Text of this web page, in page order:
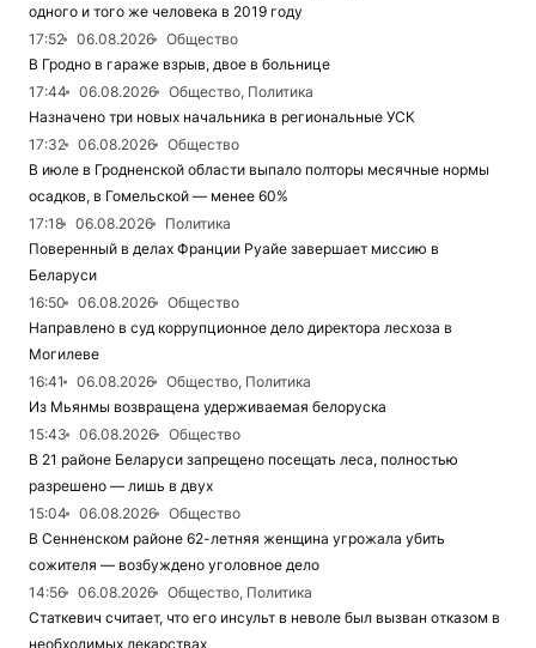
одного и того же человека в 2019 году
17:52
06.08.2026
Общество
В Гродно в гараже взрыв, двое в больнице
17:44
06.08.2026
Общество, Политика
Назначено три новых начальника в региональные УСК
17:32
06.08.2026
Общество
В июле в Гродненской области выпало полторы месячные нормы
осадков, в Гомельской — менее 60%
17:18
06.08.2026
Политика
Поверенный в делах Франции Руайе завершает миссию в
Беларуси
16:50
06.08.2026
Общество
Направлено в суд коррупционное дело директора лесхоза в
Могилеве
16:41
06.08.2026
Общество, Политика
Из Мьянмы возвращена удерживаемая белоруска
15:43
06.08.2026
Общество
В 21 районе Беларуси запрещено посещать леса, полностью
разрешено — лишь в двух
15:04
06.08.2026
Общество
В Сенненском районе 62-летняя женщина угрожала убить
сожителя — возбуждено уголовное дело
14:56
06.08.2026
Общество, Политика
Статкевич считает, что его инсульт в неволе был вызван отказом в
необходимых лекарствах